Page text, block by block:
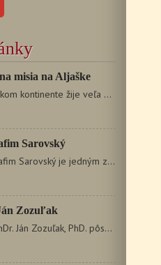
misia na Aljaške
Na americkom kontinente žije veľa pravoslávnych kresťanov…
Sarovský
Svätý Serafim Sarovský je jedným z najobľúbenejších…
Zozuľak
Prof. ThDr. Ján Zozuľak, PhD. pôsobí…